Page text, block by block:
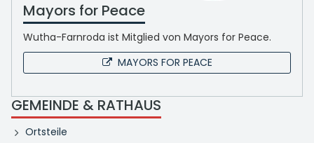
Mayors for Peace
Wutha-Farnroda ist Mitglied von Mayors for Peace.
MAYORS FOR PEACE
GEMEINDE & RATHAUS
Ortsteile